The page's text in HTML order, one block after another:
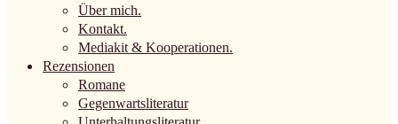
Über mich.
Kontakt.
Mediakit & Kooperationen.
Rezensionen
Romane
Gegenwartsliteratur